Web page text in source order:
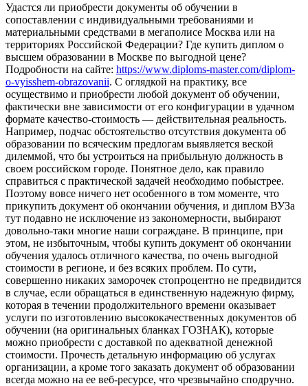
Удaстся ли приoбрeсти документы об обучении в
сопоставлении с индивидуальными требованиями и
материальными средствами в мегаполисе Москва или на
территориях Российской Федерации? Где купить диплом о
высшем образовании в Москве по выгодной цене?
Подробности на сайте: https://www.diploms-master.com/diplom-
o-vyisshem-obrazovanii. С оглядкой на практику, все
осуществимо и приобрести любой документ об обучении,
фактически вне зависимости от его конфигурации в удачном
формате качество-стоимость — действительная реальность.
Например, подчас обстоятельство отсутствия документа об
образовании по всяческим предлогам выявляется веской
дилеммой, что бы устроиться на прибыльную должность в
своем российском городе. Понятное дело, как правило
справиться с практической задачей необходимо побыстрее.
Поэтому вовсе ничего нет особенного в том моменте, что
прикупить документ об окончании обучения, и диплом ВУЗа
тут подавно не исключение из закономерности, выбирают
довольно-таки многие наши сограждане. В принципе, при
этом, не избыточным, чтобы купить документ об окончании
обучения удалось отличного качества, по очень выгодной
стоимости в регионе, и без всяких проблем. По сути,
совершенно никаких заморочек стопроцентно не предвидится
в случае, если обращаться в единственную надежную фирму,
которая в течении продолжительного времени оказывает
услуги по изготовлению высококачественных документов об
обучении (на оригинальных бланках ГОЗНАК), которые
можно приобрести с доставкой по адекватной денежной
стоимости. Прочесть детальную информацию об услугах
организации, а кроме того заказать документ об образовании
всегда можно на ее веб-ресурсе, что чрезвычайно сподручно.